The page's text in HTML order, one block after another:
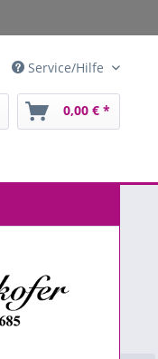
Service/Hilfe
0,00 € *